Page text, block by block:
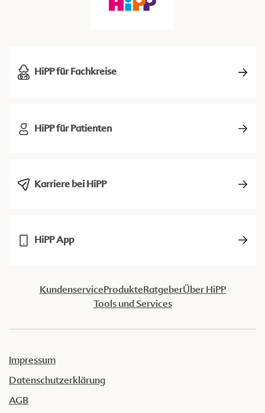
HiPP für Fachkreise
HiPP für Patienten
Karriere bei HiPP
HiPP App
KundenserviceProdukteRatgeberÜber HiPP
Tools und Services
Impressum
Datenschutzerklärung
AGB